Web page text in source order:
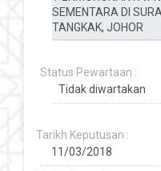
Status Pewartaan :
Tarikh Keputusan :